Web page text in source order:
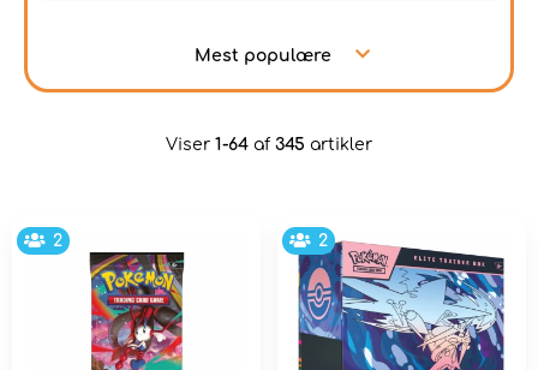
Mest populære
Viser 1-64 af 345 artikler
2 2